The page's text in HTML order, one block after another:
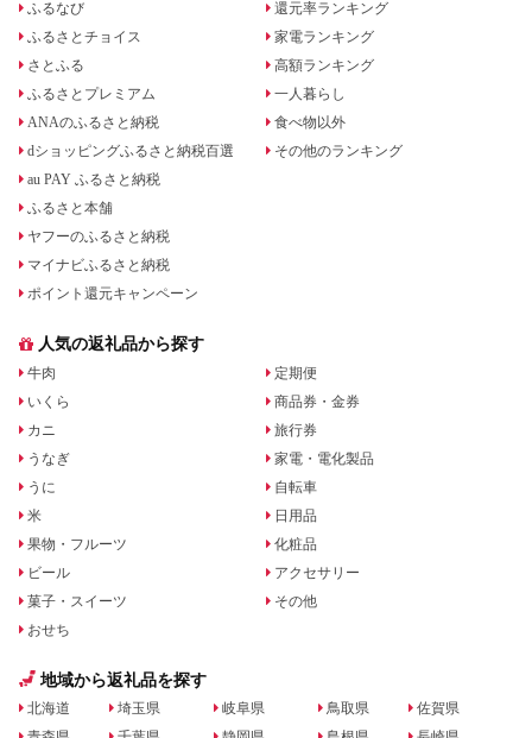
ふるなび
ふるさとチョイス
さとふる
ふるさとプレミアム
ANAのふるさと納税
dショッピングふるさと納税百選
au PAY ふるさと納税
ふるさと本舗
ヤフーのふるさと納税
マイナビふるさと納税
ポイント還元キャンペーン
還元率ランキング
家電ランキング
高額ランキング
一人暮らし
食べ物以外
その他のランキング
人気の返礼品から探す
牛肉
いくら
カニ
うなぎ
うに
米
果物・フルーツ
ビール
菓子・スイーツ
おせち
定期便
商品券・金券
旅行券
家電・電化製品
自転車
日用品
化粧品
アクセサリー
その他
地域から返礼品を探す
北海道
埼玉県
岐阜県
鳥取県
佐賀県